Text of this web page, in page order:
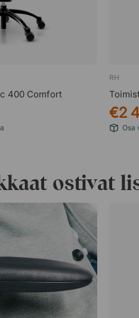
400 Comfort
RH
€2
Osa
ostivat